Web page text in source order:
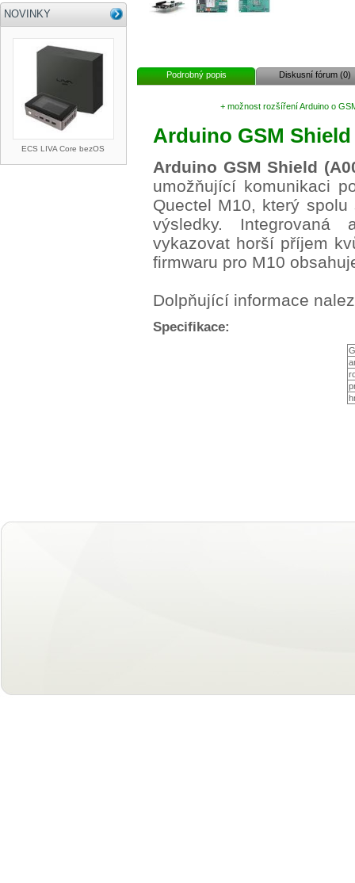
NOVINKY
ECS LIVA Core bezOS
Podrobný popis Diskusní fórum (0)
+ možnost rozšíření Arduino o
Arduino GSM Shield
Arduino GSM Shield
umožňující komunikaci
Quectel M10, který
výsledky.
vykazovat horší příjem
firmwaru pro M10
Dolpňující informace
Specifikace: